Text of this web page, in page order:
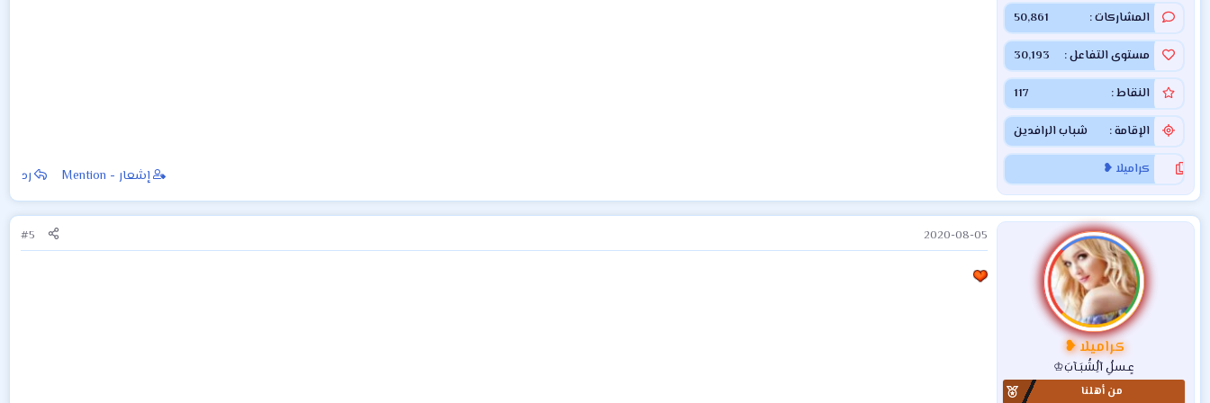
المشاركات 50,861
مستوى التفاعل 30,193
النقاط 117
الإقامة شباب الرافدين
كراميلا ❥ إشعار - Mention رد
كراميلا ❥
عٍـسلُِ آلُِشُبَـآبَ♔
من أهلنا
2020-08-05
#5